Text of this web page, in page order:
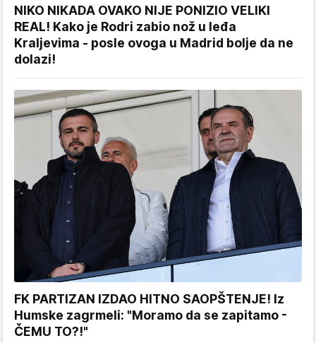
NIKO NIKADA OVAKO NIJE PONIZIO VELIKI
REAL! Kako je Rodri zabio nož u leđa
Kraljevima - posle ovoga u Madrid bolje da ne
dolazi!
FK PARTIZAN IZDAO HITNO SAOPŠTENJE! Iz
Humske zagrmeli: "Moramo da se zapitamo -
ČEMU TO?!"